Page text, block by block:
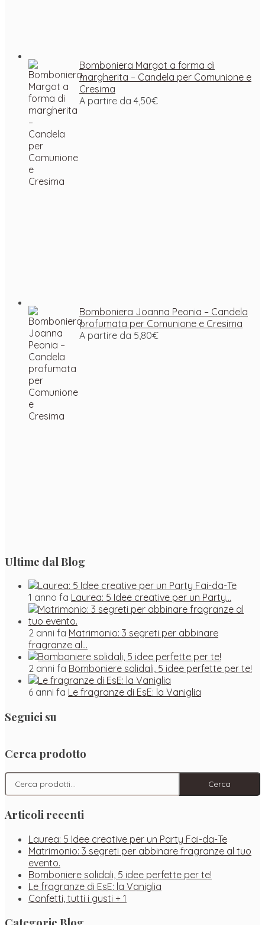
Bomboniera Margot a forma di
margherita – Candela per Comunione e
Cresima
A partire da 4,50€
Bomboniera Joanna Peonia – Candela
profumata per Comunione e Cresima
A partire da 5,80€
Ultime dal Blog
1 anno fa Laurea: 5 Idee creative per un Party…
2 anni fa Matrimonio: 3 segreti per abbinare
fragranze al…
2 anni fa Bomboniere solidali, 5 idee perfette per te!
6 anni fa Le fragranze di EsE: la Vaniglia
Seguici su
Cerca prodotto
Cerca:
Cerca
Articoli recenti
Laurea: 5 Idee creative per un Party Fai-da-Te
Matrimonio: 3 segreti per abbinare fragranze al tuo
evento.
Bomboniere solidali, 5 idee perfette per te!
Le fragranze di EsE: la Vaniglia
Confetti, tutti i gusti + 1